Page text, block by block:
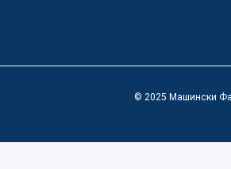
© 2025 Машински